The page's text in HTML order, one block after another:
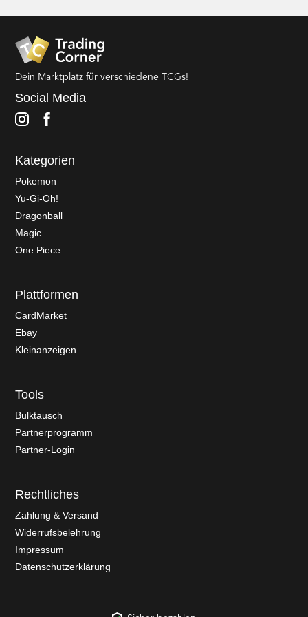
Dein Marktplatz für verschiedene TCGs!
Social Media
Kategorien
Pokemon
Yu-Gi-Oh!
Dragonball
Magic
One Piece
Plattformen
CardMarket
Ebay
Kleinanzeigen
Tools
Bulktausch
Partnerprogramm
Partner-Login
Rechtliches
Zahlung & Versand
Widerrufsbelehrung
Impressum
Datenschutzerklärung